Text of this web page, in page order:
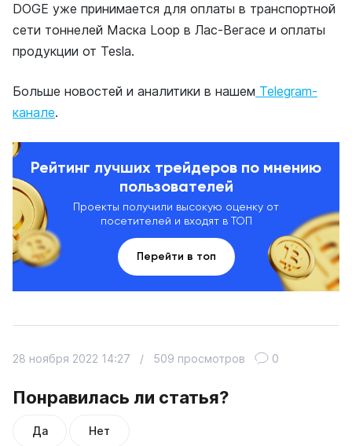
DOGE уже принимается для оплаты в транспортной
сети тоннелей Маска Loop в Лас-Вегасе и оплаты
продукции от Tesla.
Больше новостей и аналитики в нашем Telegram-
канале.
Рейтинг лучших трейдеров по мнению
пользователей
Проекты получили высокую оценку от
посетителей и входят в ТОП
Перейти в топ
Понравилась ли статья?
Да Нет
28 ноября 2022 14:27 / 509 просмотров 0